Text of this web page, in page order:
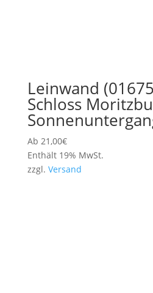
Leinwand
Schloss
Ab 21,00€
Enthält 19% MwSt.
zzgl. Versand